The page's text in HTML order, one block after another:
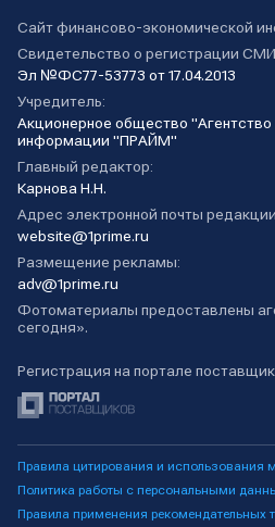
Сайт финансово-экономической
Свидетельство о регистрации
Эл №ФС77-53773 от 17.04.2013
Учредитель:
Акционерное общество
информации "ПРАЙМ"
Главный редактор:
Карнова Н.Н.
Адрес электронной почты
website@1prime.ru
Размещение рекламы:
adv@1prime.ru
Фотоматериалы предоставлены
сегодня».
Регистрация на портале
Правила цитирования и использования
Политика работы с персональными
Правила применения рекомендательных